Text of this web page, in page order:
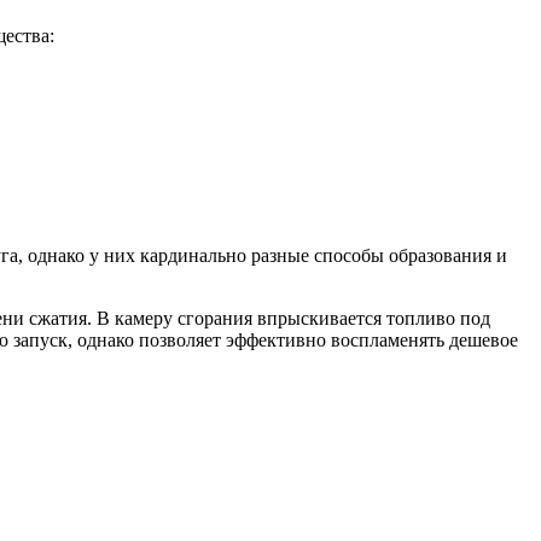
однако у них кардинально разные способы образования и
сжатия. В камеру сгорания впрыскивается топливо под
однако позволяет эффективно воспламенять дешевое